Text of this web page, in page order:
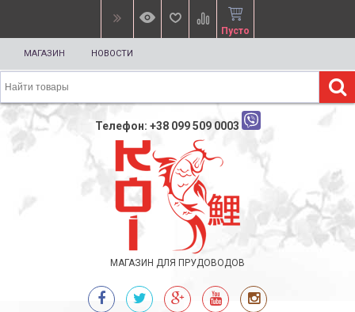
Пусто
МАГАЗИН НОВОСТИ
Телефон: +38 099 509 0003
МАГАЗИН ДЛЯ ПРУДОВОДОВ